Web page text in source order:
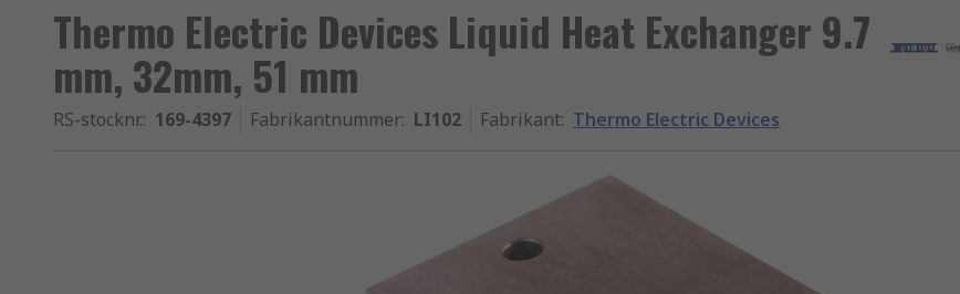
Thermo Electric Devices Liquid Heat Exchanger 9.7
mm, 32mm, 51 mm
RS-stocknr.: 169-4397 Fabrikantnummer: LI102 Fabrikant: Thermo Electric Devices